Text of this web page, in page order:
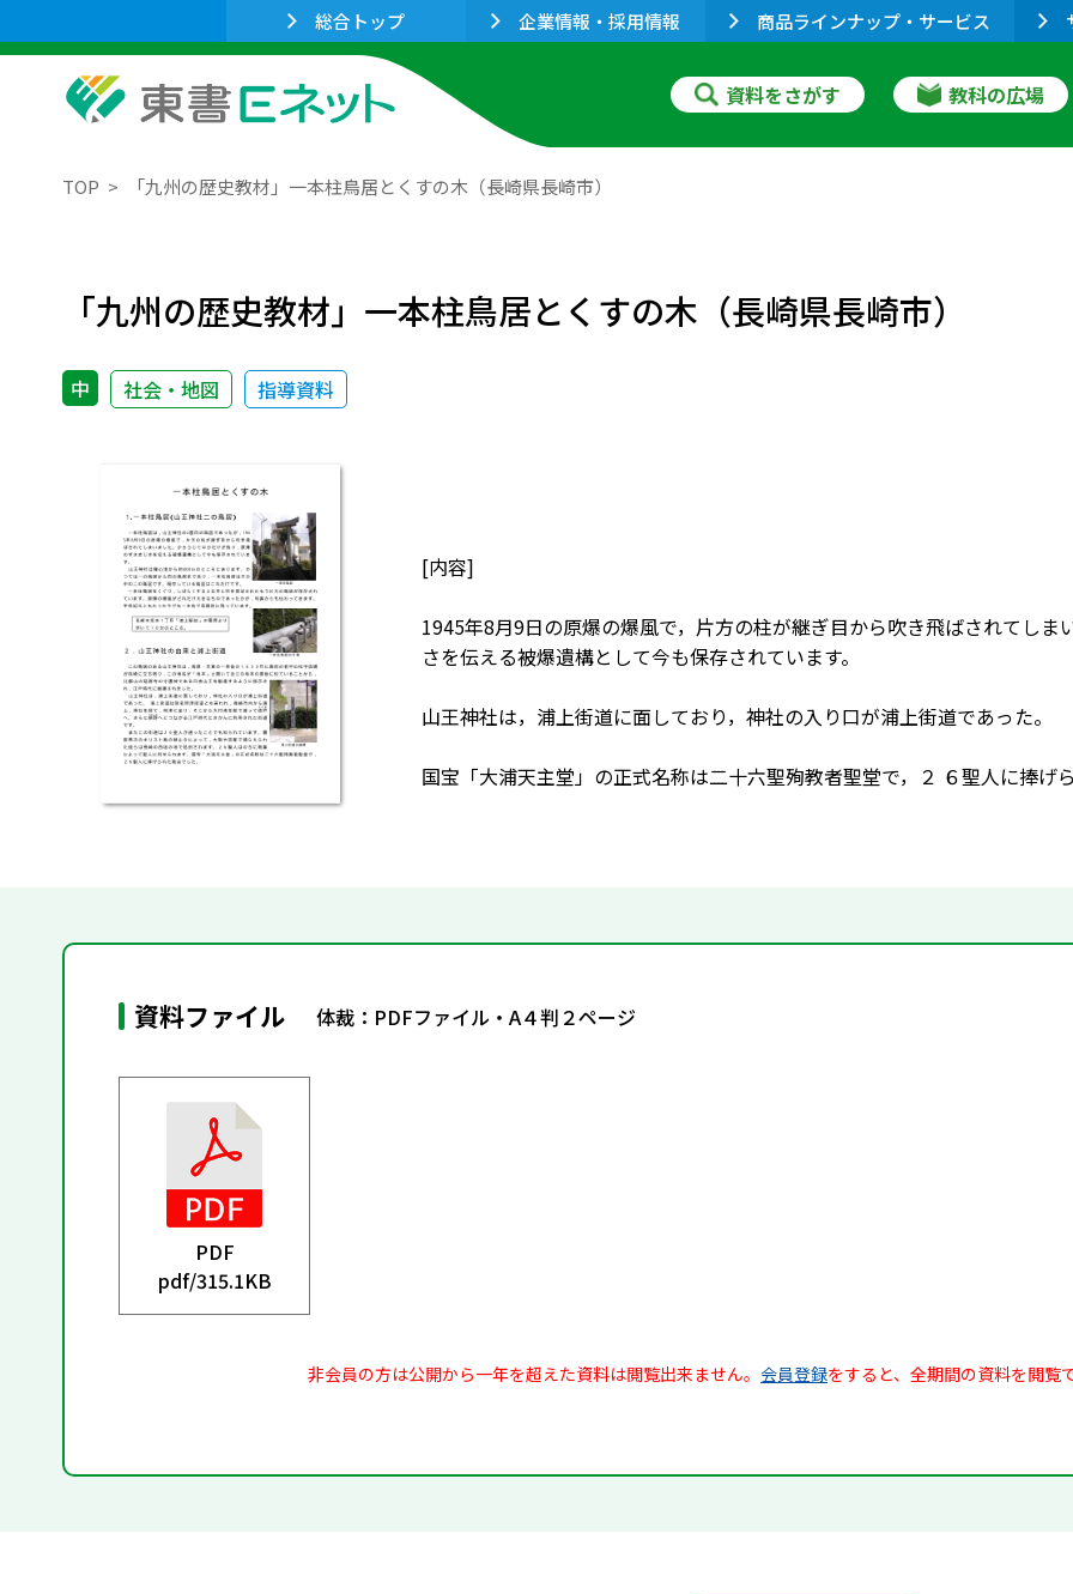
総合トップ 企業情報・採用情報 商品ラインナップ・サービス
資料をさがす 教科の広場
TOP 「九州の歴史教材」一本柱鳥居とくすの木（長崎県長崎市）
「九州の歴史教材」一本柱鳥居とくすの木（長崎県長崎市）
中 社会・地図 指導資料
[内容]
1945年8月9日の原爆の爆風で，片方の柱が継ぎ目から吹き飛ばされてし
さを伝える被爆遺構として今も保存されています。
山王神社は，浦上街道に面しており，神社の入り口が浦上街道であった。
国宝「大浦天主堂」の正式名称は二十六聖殉教者聖堂で，２ ６聖人に捧げ
資料ファイル 体裁：PDFファイル・A４判２ページ
PDF
pdf/315.1KB
非会員の方は公開から一年を超えた資料は閲覧出来ません。 会員登録をすると、全期間の資料を閲覧